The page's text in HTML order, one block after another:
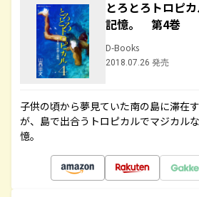
とろとろトロピ
記憶。 第4巻
D-Books
2018.07.26 発売
子供の頃から夢見ていた南の島に滞在
が、島で出合うトロピカルでマジカル
憶。